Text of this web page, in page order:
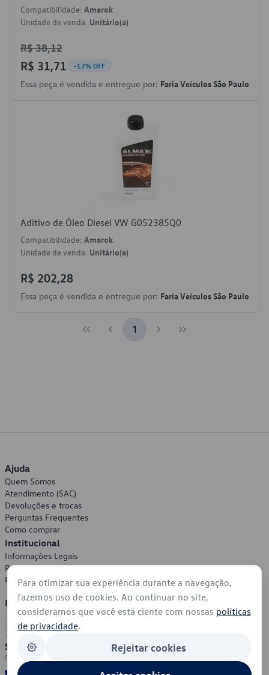
Compatibilidade: Amarok
Unidade de venda: Unitário(a)
R$ 38,12
R$ 31,71 -17% OFF
Essa peça é vendida e entregue por: Faria Veículos São Paulo
Aditivo de Óleo Diesel VW G052385Q0
Compatibilidade: Amarok
Unidade de venda: Unitário(a)
R$ 202,28
Essa peça é vendida e entregue por: Faria Veículos São Paulo
1
Ajuda
Quem Somos
Atendimento (SAC)
Devoluções e trocas
Perguntas Frequentes
Como comprar
Institucional
Informações Legais
Política de Privacidade
Política de Cookies
Formas de Pagamento
Segurança
Para otimizar sua experiência durante a navegação,
fazemos uso de cookies. Ao continuar no site,
consideramos que você está ciente com nossas políticas
de privacidade.
Rejeitar cookies